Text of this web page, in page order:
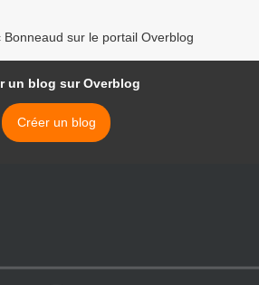
sur le portail Overblog
un blog sur Overblog
Créer un blog